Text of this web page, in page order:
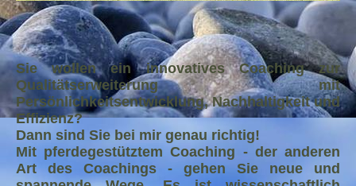
Sie wollen ein innovatives Coaching zur
Qualitätserweiterung mit
Persönlichkeitsentwicklung, Nachhaltigkeit und
Effizienz?
Dann sind Sie bei mir genau richtig!
Mit pferdegestütztem Coaching - der anderen
Art des Coachings - gehen Sie neue und